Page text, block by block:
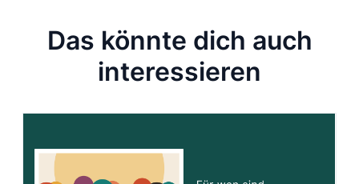
Das könnte dich auch
interessieren